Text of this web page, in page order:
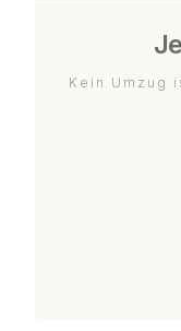
Kein Umzug